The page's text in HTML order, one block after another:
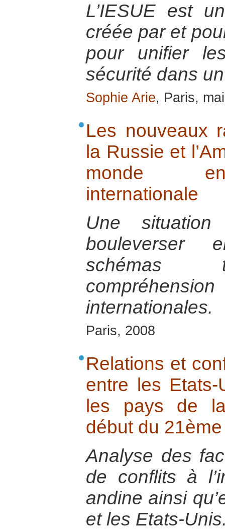
L’IESUE est
créée par et
pour unifier
sécurité dans
Sophie Arie, Paris,
Les nouveaux
la Russie et
monde en
internationale
Une
bouleverser
schémas
internationales.
Paris, 2008
Relations et
entre les
les pays de
début du
Analyse des
de conflits à
andine ainsi
et les Etats-